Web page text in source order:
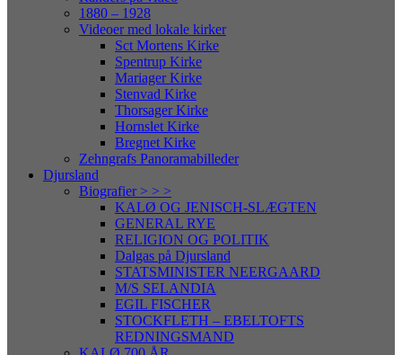
1880 – 1928
Videoer med lokale kirker
Sct Mortens Kirke
Spentrup Kirke
Mariager Kirke
Stenvad Kirke
Thorsager Kirke
Hornslet Kirke
Bregnet Kirke
Zehngrafs Panoramabilleder
Djursland
Biografier > > >
KALØ OG JENISCH-SLÆGTEN
GENERAL RYE
RELIGION OG POLITIK
Dalgas på Djursland
STATSMINISTER NEERGAARD
M/S SELANDIA
EGIL FISCHER
STOCKFLETH – EBELTOFTS
REDNINGSMAND